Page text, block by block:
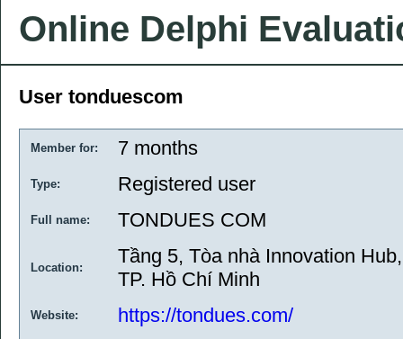
Online Delphi
User tonduescom
Member for: 7 months
Type: Registered user
Full name: TONDUES COM
Location:
Tầng 5, Tòa nhà Innovation
TP. Hồ Chí Minh
Website: https://tondues.com/